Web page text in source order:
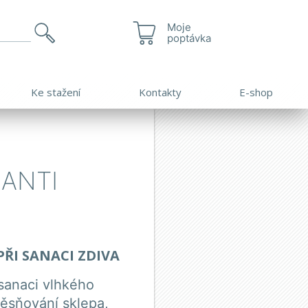
Moje
poptávka
Ke stažení Kontakty E-shop
SANACI ZDIVA
vlhkého
sklepa,